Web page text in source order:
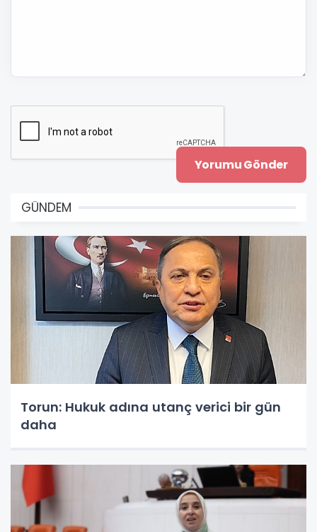
GÜNDEM
Torun: Hukuk adına utanç verici bir gün
daha